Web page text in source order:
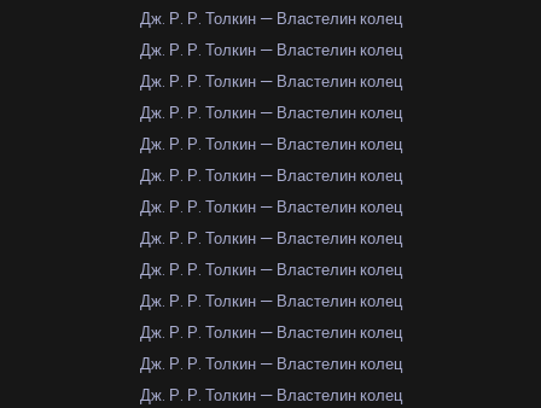
Дж. Р. Р. Толкин — Властелин колец
Дж. Р. Р. Толкин — Властелин колец
Дж. Р. Р. Толкин — Властелин колец
Дж. Р. Р. Толкин — Властелин колец
Дж. Р. Р. Толкин — Властелин колец
Дж. Р. Р. Толкин — Властелин колец
Дж. Р. Р. Толкин — Властелин колец
Дж. Р. Р. Толкин — Властелин колец
Дж. Р. Р. Толкин — Властелин колец
Дж. Р. Р. Толкин — Властелин колец
Дж. Р. Р. Толкин — Властелин колец
Дж. Р. Р. Толкин — Властелин колец
Дж. Р. Р. Толкин — Властелин колец